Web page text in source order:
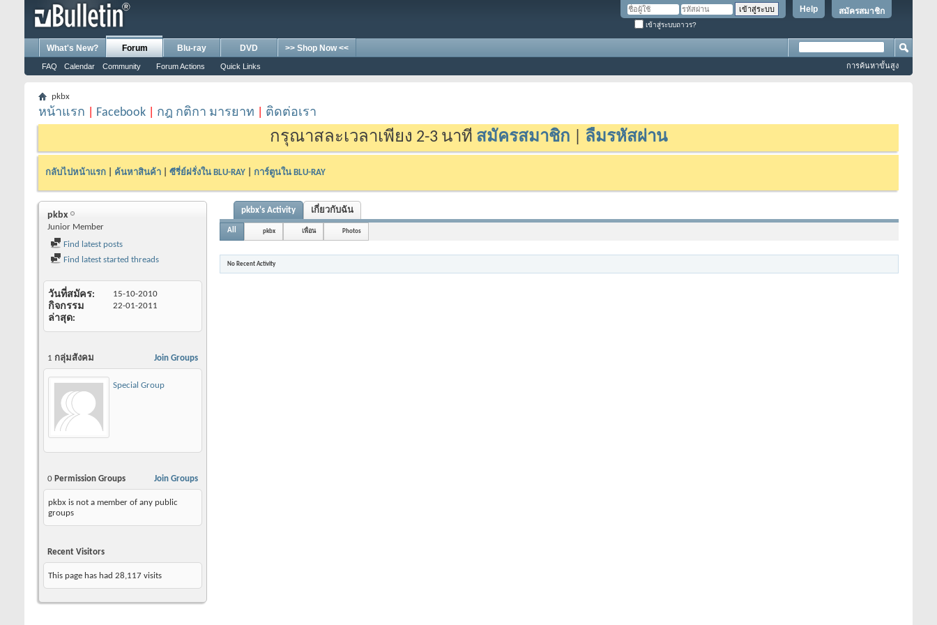
สมัครสมาชิก
Help
เข้าสู่ระบบถาวร?
What's New? Forum
FAQ Calendar Community Forum Actions Quick Links
Blu-ray DVD >> Shop Now <<
การค้นหาขั้นสูง
pkbx
หน้าแรก Facebook กฎ กติกา มารยาท ติดต่อเรา
กรุณาสละเวลาเพียง 2-3 นาที สมัครสมาชิก ลืมรหัสผ่าน
กลับไปหน้าแรก ค้นหาสินค้า ซีรี่ย์ฝรั่งใน BLU-RAY การ์ตูนใน BLU-RAY
pkbx
Junior Member
Find latest posts
Find latest started threads
วันที่สมัคร 15-10-2010
กิจกรรม
ล่าสุด
22-01-2011
Join Groups
1 กลุ่มสังคม
Special Group
Join Groups
0 Permission Groups
pkbx is not a member of any public
groups
Recent Visitors
This page has had 28,117 visits
pkbx's Activity เกี่ยวกับฉัน
All pkbx เพื่อน Photos
No Recent Activity